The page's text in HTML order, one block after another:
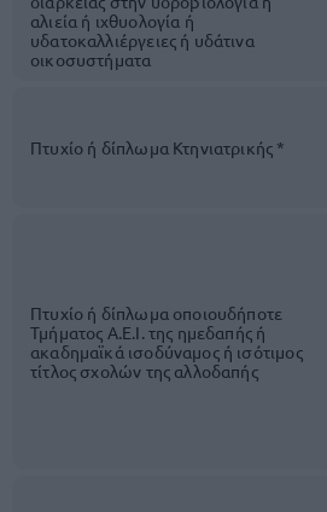
αλιεία ή ιχθυολογία ή
υδατοκαλλιέργειες ή υδάτινα
οικοσυστήματα
Πτυχίο ή δίπλωμα Κτηνιατρικής *
Πτυχίο ή δίπλωμα οποιουδήποτε
Τμήματος Α.Ε.Ι. της ημεδαπής ή
ακαδημαϊκά ισοδύναμος ή ισότιμος
τίτλος σχολών της αλλοδαπής